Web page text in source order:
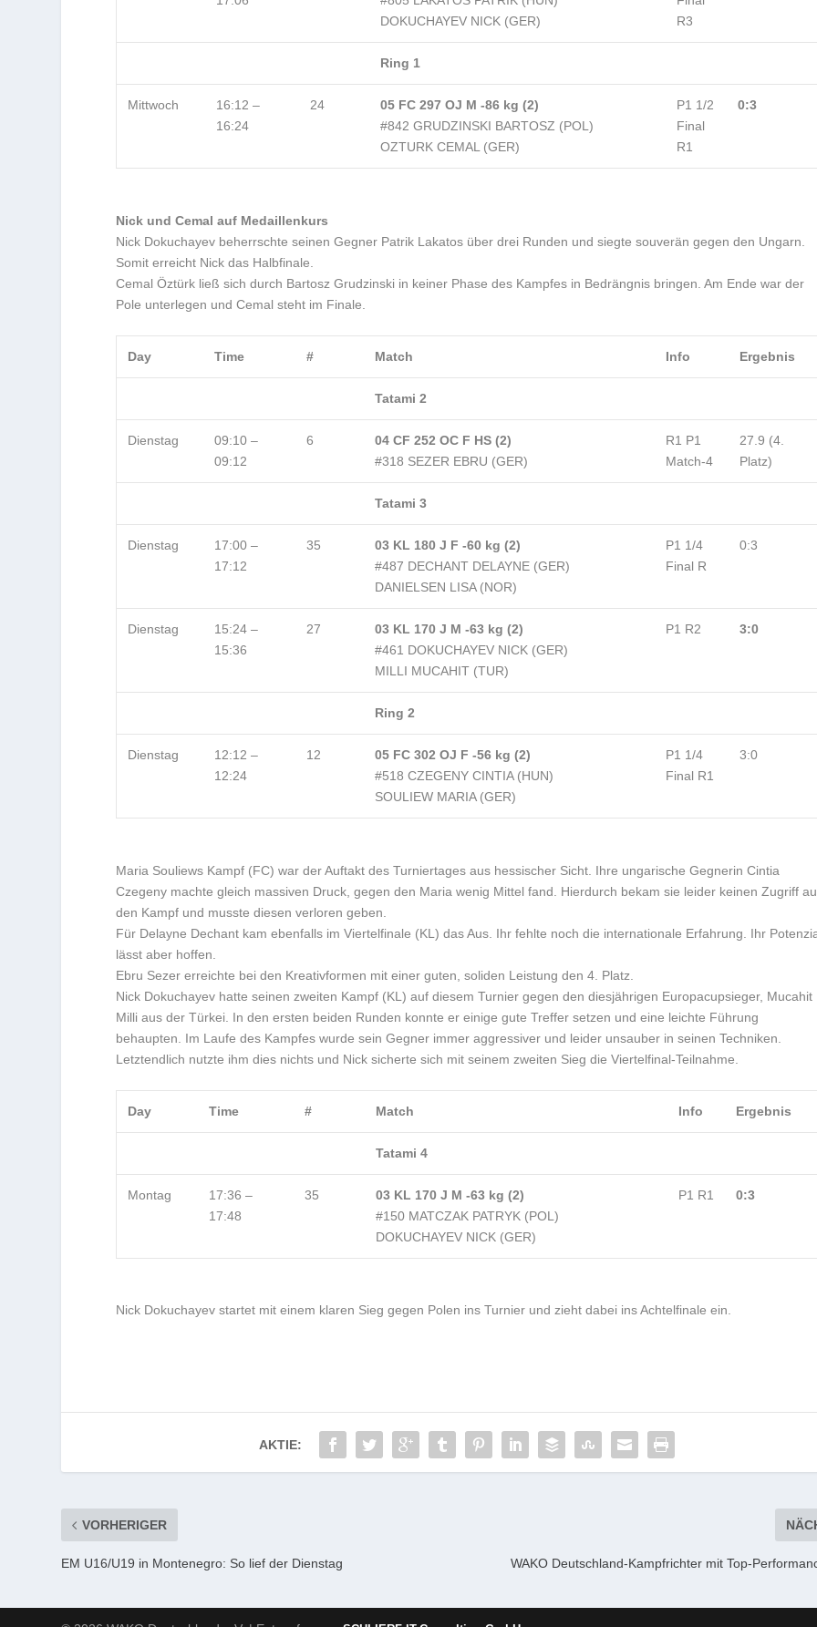
DOKUCHAYEV NICK (GER)
R3
Ring 1
Mittwoch
16:12 –
16:24
24
05 FC 297 OJ M -86 kg (2)
#842 GRUDZINSKI BARTOSZ (POL)
OZTURK CEMAL (GER)
P1 1/2
Final
R1
0:3
Nick und Cemal auf Medaillenkurs
Nick Dokuchayev beherrschte seinen Gegner Patrik Lakatos über drei Runden und siegte souverän gegen den Ungarn.
Somit erreicht Nick das Halbfinale.
Cemal Öztürk ließ sich durch Bartosz Grudzinski in keiner Phase des Kampfes in Bedrängnis bringen. Am Ende war der
Pole unterlegen und Cemal steht im Finale.
Day Time # Match Info Ergebnis
Tatami 2
Dienstag
09:10 –
09:12
6
04 CF 252 OC F HS (2)
#318 SEZER EBRU (GER)
R1 P1
Match-4
27.9 (4.
Platz)
Tatami 3
Dienstag
17:00 –
17:12
35
03 KL 180 J F -60 kg (2)
#487 DECHANT DELAYNE (GER)
DANIELSEN LISA (NOR)
P1 1/4
Final R
0:3
Dienstag
15:24 –
15:36
27
03 KL 170 J M -63 kg (2)
#461 DOKUCHAYEV NICK (GER)
MILLI MUCAHIT (TUR)
P1 R2 3:0
Ring 2
Dienstag
12:12 –
12:24
12
05 FC 302 OJ F -56 kg (2)
#518 CZEGENY CINTIA (HUN)
SOULIEW MARIA (GER)
P1 1/4
Final R1
3:0
Maria Souliews Kampf (FC) war der Auftakt des Turniertages aus hessischer Sicht. Ihre ungarische Gegnerin Cintia
Czegeny machte gleich massiven Druck, gegen den Maria wenig Mittel fand. Hierdurch bekam sie leider keinen Zugriff
den Kampf und musste diesen verloren geben.
Für Delayne Dechant kam ebenfalls im Viertelfinale (KL) das Aus. Ihr fehlte noch die internationale Erfahrung. Ihr
lässt aber hoffen.
Ebru Sezer erreichte bei den Kreativformen mit einer guten, soliden Leistung den 4. Platz.
Nick Dokuchayev hatte seinen zweiten Kampf (KL) auf diesem Turnier gegen den diesjährigen Europacupsieger, Mucahit
Milli aus der Türkei. In den ersten beiden Runden konnte er einige gute Treffer setzen und eine leichte Führung
behaupten. Im Laufe des Kampfes wurde sein Gegner immer aggressiver und leider unsauber in seinen Techniken.
Letztendlich nutzte ihm dies nichts und Nick sicherte sich mit seinem zweiten Sieg die Viertelfinal-Teilnahme.
Day Time # Match Info Ergebnis
Tatami 4
Montag
17:36 –
17:48
35
03 KL 170 J M -63 kg (2)
#150 MATCZAK PATRYK (POL)
DOKUCHAYEV NICK (GER)
P1 R1 0:3
Nick Dokuchayev startet mit einem klaren Sieg gegen Polen ins Turnier und zieht dabei ins Achtelfinale ein.
AKTIE:
VORHERIGER
EM U16/U19 in Montenegro: So lief der Dienstag WAKO Deutschland-Kampfrichter mit Top-